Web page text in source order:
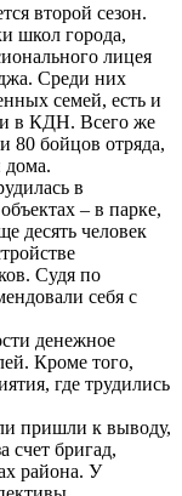
второй сезон.
школ города,
лицея
Среди них
семей, есть и
и в КДН. Всего же
80 бойцов отряда,
дома.
в
– в парке,
десять человек
Судя по
себя с
денежное
Кроме того,
где трудились
пришли к выводу,
счет бригад,
района. У